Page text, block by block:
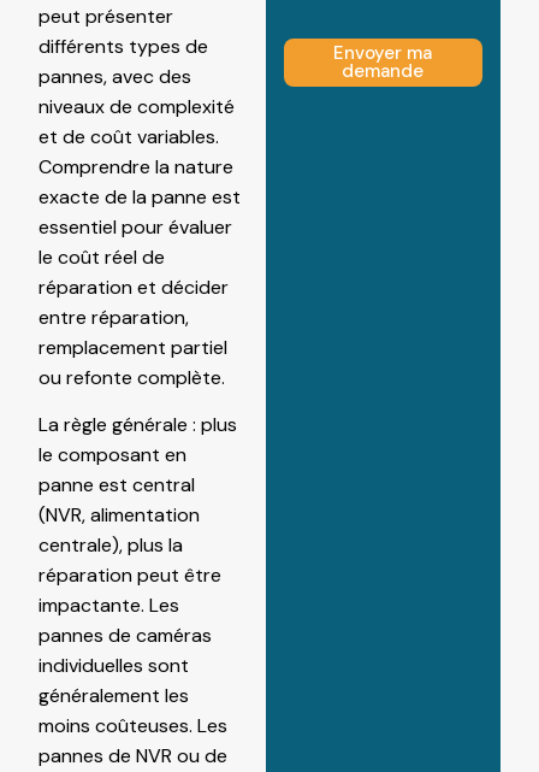
peut présenter
différents types de
pannes, avec des
niveaux de complexité
et de coût variables.
Comprendre la nature
exacte de la panne est
essentiel pour évaluer
le coût réel de
réparation et décider
entre réparation,
remplacement partiel
ou refonte complète.
La règle générale : plus
le composant en
panne est central
(NVR, alimentation
centrale), plus la
réparation peut être
impactante. Les
pannes de caméras
individuelles sont
généralement les
moins coûteuses. Les
pannes de NVR ou de
Envoyer ma
demande